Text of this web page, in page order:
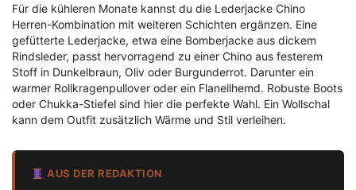
Für die kühleren Monate kannst du die Lederjacke Chino
Herren-Kombination mit weiteren Schichten ergänzen. Eine
gefütterte Lederjacke, etwa eine Bomberjacke aus dickem
Rindsleder, passt hervorragend zu einer Chino aus festerem
Stoff in Dunkelbraun, Oliv oder Burgunderrot. Darunter ein
warmer Rollkragenpullover oder ein Flanellhemd. Robuste Boots
oder Chukka-Stiefel sind hier die perfekte Wahl. Ein Wollschal
kann dem Outfit zusätzlich Wärme und Stil verleihen.
AUS DER REDAKTION